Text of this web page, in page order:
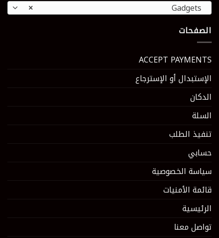
Gadgets
الصفحات
ACCEPT PAYMENTS
الإستبدال أو الإسترجاع
الدكان
السلة
تنفيذ الطلب
حسابي
سياسة الخصوصية
قائمة الأمنيات
الرئيسية
تواصل معنا